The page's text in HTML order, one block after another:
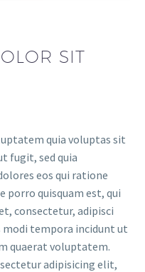
SIT
quia voluptas sit
fugit, sed quia
eos qui ratione
porro quisquam est, qui
consectetur, adipisci
modi tempora incidunt ut
quaerat voluptatem.
adipisicing elit,